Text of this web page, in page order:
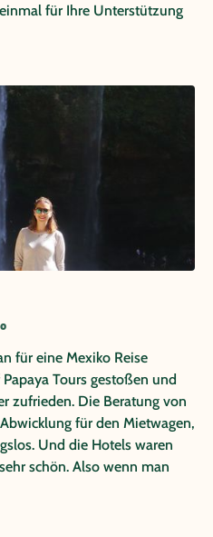
für Ihre Unterstützung
für eine Mexiko Reise
Tours gestoßen und
zufrieden. Die Beratung von
für den Mietwagen,
Und die Hotels waren
schön. Also wenn man
aufgehoben.